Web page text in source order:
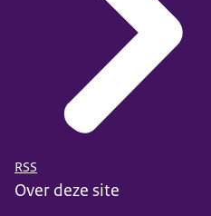
RSS
Over deze site